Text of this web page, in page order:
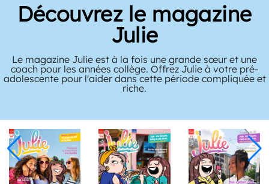
Découvrez le magazine
Julie
Le magazine Julie est à la fois une grande sœur et une
coach pour les années collège. Offrez Julie à votre pré-
adolescente pour l'aider dans cette période compliquée et
riche.